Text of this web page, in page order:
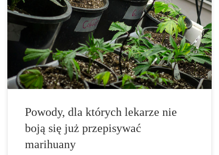
zaczyna mówić o marihuanie jako legalnym lekarstwie. Zgodnie z
nowym programem, który rozpoczyna się w przyszłym miesiącu,
lekarze wkrótce staną się odpowiedzialni za recepty na marihuanę.
Odpowiedzialność zejdzie całkowicie z ramion Health Canada,
[…]
Powody, dla których lekarze nie
boją się już przepisywać
marihuany